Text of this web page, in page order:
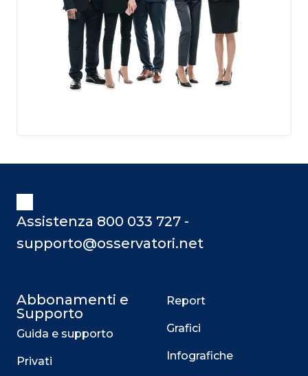
Assistenza 800 033 727 -
supporto@osservatori.net
Abbonamenti e
Supporto
Guida e supporto
Privati
Report
Grafici
Infografiche